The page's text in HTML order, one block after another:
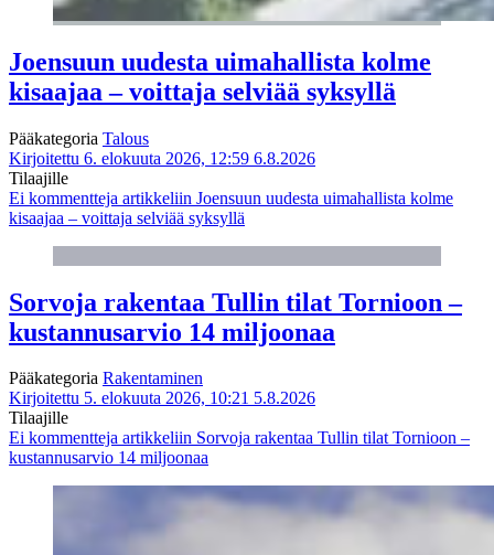
Joensuun uudesta uimahallista kolme
kisaajaa – voittaja selviää syksyllä
Pääkategoria Talous
Kirjoitettu 6. elokuuta 2026, 12:59 6.8.2026
Tilaajille
Ei kommentteja artikkeliin Joensuun uudesta uimahallista kolme
kisaajaa – voittaja selviää syksyllä
Sorvoja rakentaa Tullin tilat Tornioon –
kustannusarvio 14 miljoonaa
Pääkategoria Rakentaminen
Kirjoitettu 5. elokuuta 2026, 10:21 5.8.2026
Tilaajille
Ei kommentteja artikkeliin Sorvoja rakentaa Tullin tilat Tornioon –
kustannusarvio 14 miljoonaa